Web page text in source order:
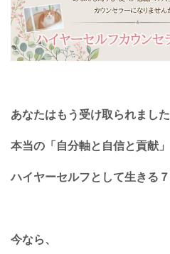
あなたはもう受け取られまし
本当の「自分軸と自信と貢献」
ハイヤーセルフとして生きる
今なら、